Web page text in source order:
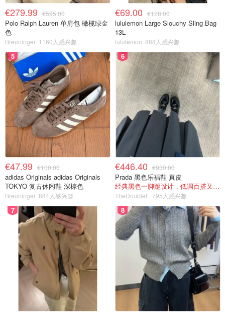
€279.99 €595.00
Polo Ralph Lauren 单肩包 橄榄绿金
色
Breuninger 1160人感兴趣
€69.00 €128.00
lululemon Large Slouchy Sling Bag
13L
lululemon 888人感兴趣
5
€47.99 €100.00
adidas Originals adidas Originals
TOKYO 复古休闲鞋 深棕色
Breuninger 884人感兴趣
6
€446.40 €930.00
Prada 黑色乐福鞋 真皮
经典黑色一脚蹬设计，低调百搭又高级
TheDoubleF 795人感兴趣
7 8